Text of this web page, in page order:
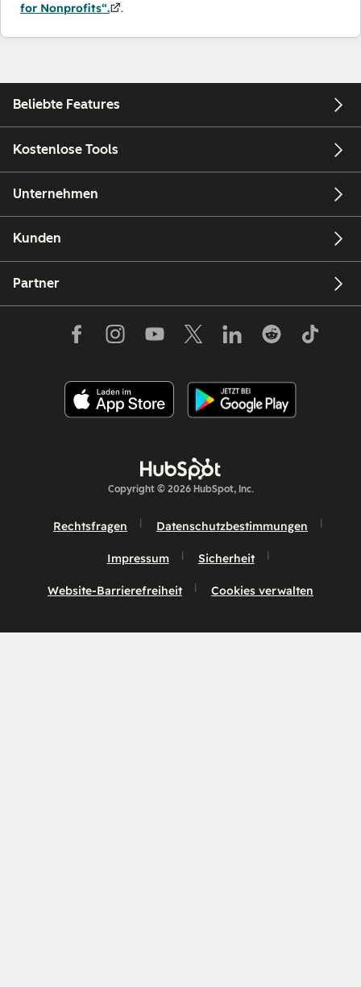
for Nonprofits“.
.
Beliebte Features
Kostenlose Tools
Unternehmen
Kunden
Partner
Copyright © 2026 HubSpot, Inc.
Rechtsfragen Datenschutzbestimmungen
Impressum Sicherheit
Website-Barrierefreiheit Cookies verwalten